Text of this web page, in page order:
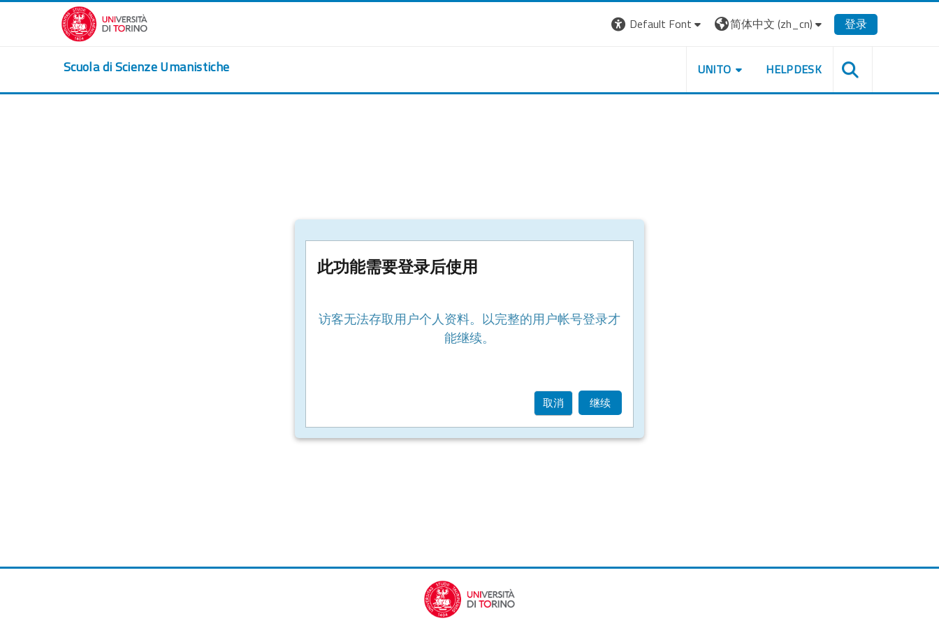
跳到主要内容
Default Font
简体中文 ‎(zh_cn)‎ 登录
Scuola di Scienze Umanistiche UNITO HELPDESK
此功能需要登录后使用
访客无法存取用户个人资料。以完整的用户帐号登录才
能继续。
取消 继续